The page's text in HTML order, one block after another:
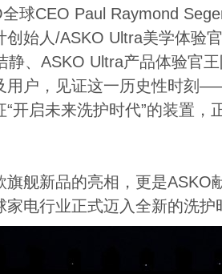
球CEO Paul Raymond
创始人/ASKO Ultra美学体验
静、ASKO Ultra产品体验官
用户，见证这一历史性时刻
开启未来洗护时代”的装置，
旗舰新品的亮相，更是ASKO
家电行业正式迈入全新的洗护